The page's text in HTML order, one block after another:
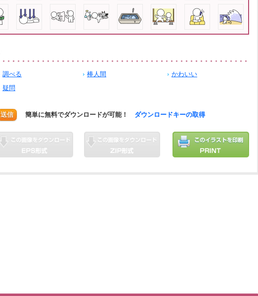
調べる 棒人間
かわいい
疑問
送信 簡単に無料でダウンロードが可能！ ダウンロードキーの取得